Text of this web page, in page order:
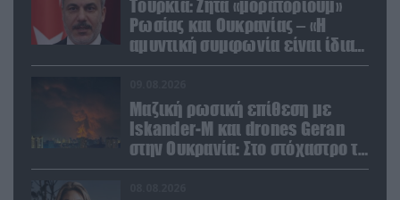
Τουρκία: Ζητά «μορατόριουμ»
Ρωσίας και Ουκρανίας – «Η
αμυντική συμφωνία είναι ίδια
με το άρθρο 5 του ΝΑΤΟ» (upd)
Μαζική ρωσική επίθεση με
Iskander-M και drones Geran
στην Ουκρανία: Στο στόχαστρο το
εργοστάσιο των Flamingo